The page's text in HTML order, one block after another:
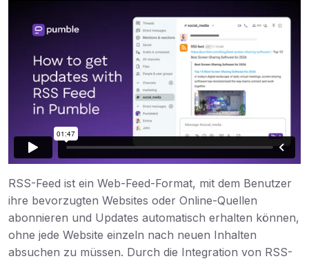
RSS-Feed ist ein Web-Feed-Format, mit dem Benutzer
ihre bevorzugten Websites oder Online-Quellen
abonnieren und Updates automatisch erhalten können,
ohne jede Website einzeln nach neuen Inhalten
absuchen zu müssen. Durch die Integration von RSS-